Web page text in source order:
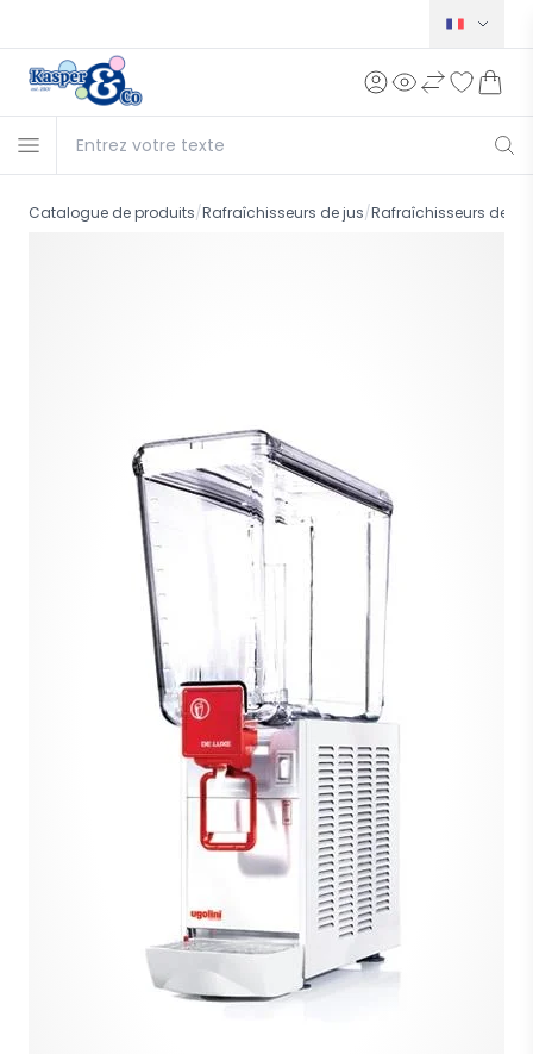
Norsk
Svensk
English
Deutsch
Catalogue de produits/Rafraîchisseurs de jus/Rafraîchisseurs de jus